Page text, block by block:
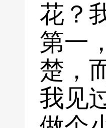
花？
第一
楚，
我见